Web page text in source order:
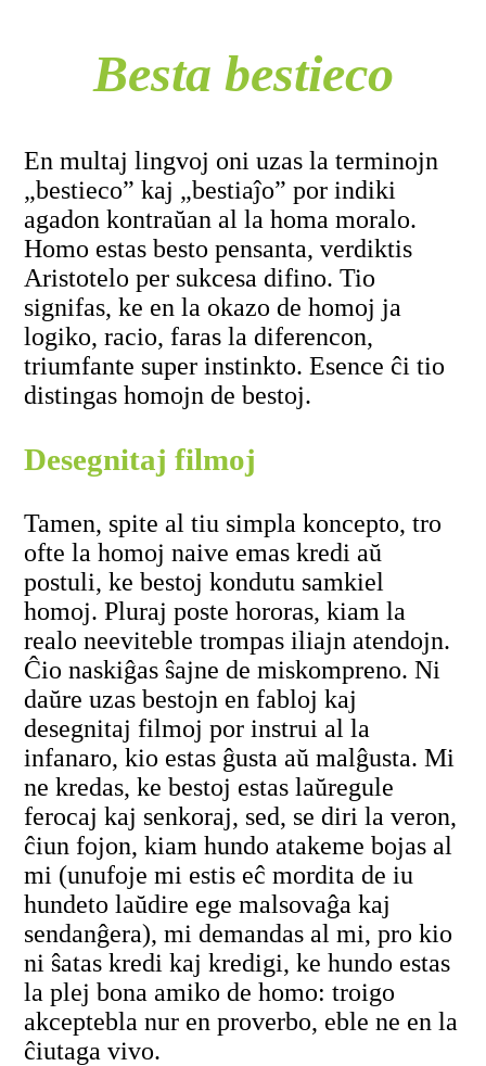
Besta bestieco
En multaj lingvoj oni uzas la terminojn
„bestieco” kaj „bestiaĵo” por indiki
agadon kontraŭan al la homa moralo.
Homo estas besto pensanta, verdiktis
Aristotelo per sukcesa difino. Tio
signifas, ke en la okazo de homoj ja
logiko, racio, faras la diferencon,
triumfante super instinkto. Esence ĉi tio
distingas homojn de bestoj.
Desegnitaj filmoj
Tamen, spite al tiu simpla koncepto, tro
ofte la homoj naive emas kredi aŭ
postuli, ke bestoj kondutu samkiel
homoj. Pluraj poste hororas, kiam la
realo neeviteble trompas iliajn atendojn.
Ĉio naskiĝas ŝajne de miskompreno. Ni
daŭre uzas bestojn en fabloj kaj
desegnitaj filmoj por instrui al la
infanaro, kio estas ĝusta aŭ malĝusta. Mi
ne kredas, ke bestoj estas laŭregule
ferocaj kaj senkoraj, sed, se diri la veron,
ĉiun fojon, kiam hundo atakeme bojas al
mi (unufoje mi estis eĉ mordita de iu
hundeto laŭdire ege malsovaĝa kaj
sendanĝera), mi demandas al mi, pro kio
ni ŝatas kredi kaj kredigi, ke hundo estas
la plej bona amiko de homo: troigo
akceptebla nur en proverbo, eble ne en la
ĉiutaga vivo.